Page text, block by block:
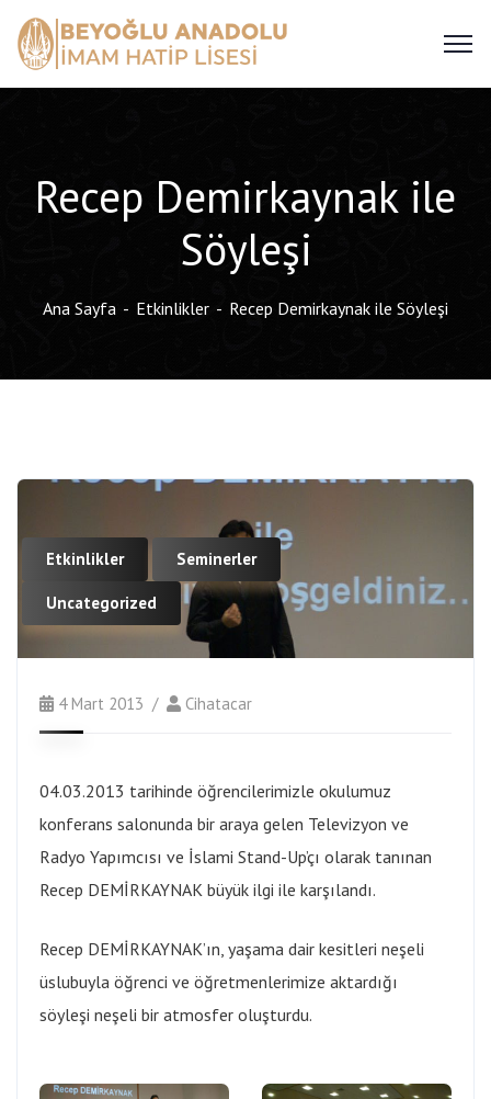
Recep Demirkaynak ile
Söyleşi
Ana Sayfa Etkinlikler Recep Demirkaynak ile Söyleşi
Etkinlikler Seminerler
Uncategorized
4 Mart 2013 Cihatacar
04.03.2013 tarihinde öğrencilerimizle okulumuz
konferans salonunda bir araya gelen Televizyon ve
Radyo Yapımcısı ve İslami Stand-Up’çı olarak tanınan
Recep DEMİRKAYNAK büyük ilgi ile karşılandı.
Recep DEMİRKAYNAK’ın, yaşama dair kesitleri neşeli
üslubuyla öğrenci ve öğretmenlerimize aktardığı
söyleşi neşeli bir atmosfer oluşturdu.